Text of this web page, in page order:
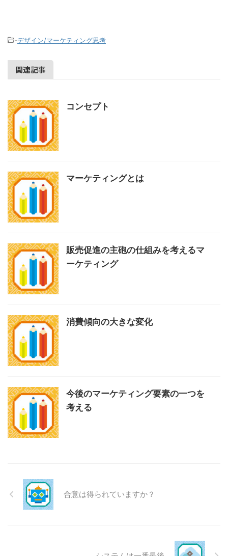
-デザイン/マーケティング思考
関連記事
コンセプト
マーケティングとは
販売促進の主砲の仕組みを考えるマ
ーケティング
消費傾向の大きな変化
今後のマーケティング要素の一つを
考える
合意は得られていますか？